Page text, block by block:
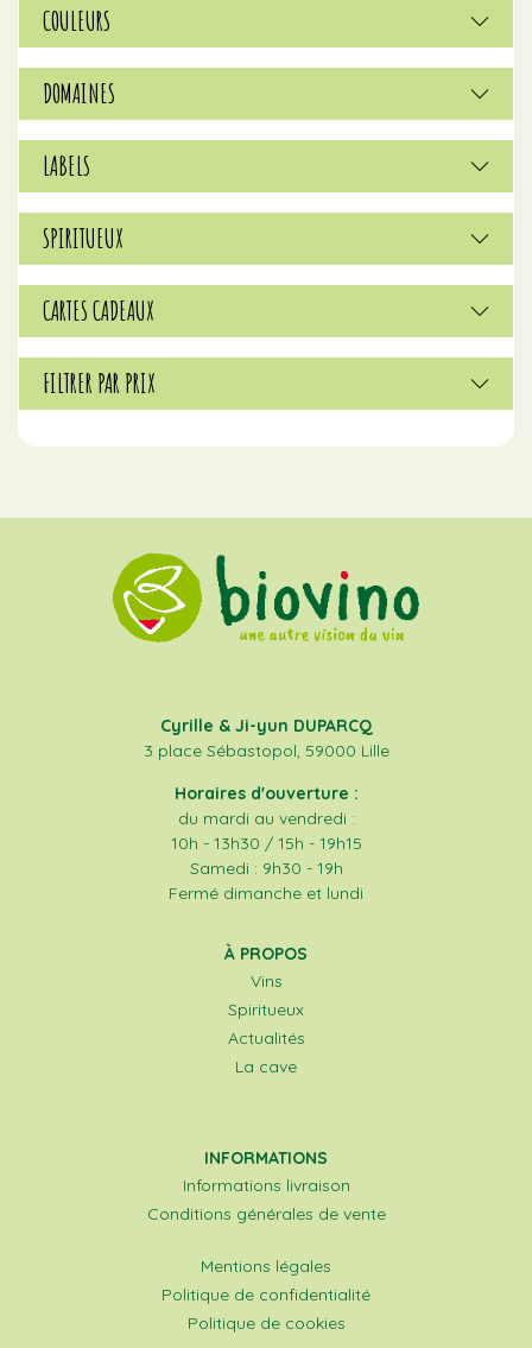
COULEURS
DOMAINES
LABELS
SPIRITUEUX
CARTES CADEAUX
FILTRER PAR PRIX
Cyrille & Ji-yun DUPARCQ
3 place Sébastopol, 59000 Lille
Horaires d'ouverture :
du mardi au vendredi :
10h - 13h30 / 15h - 19h15
Samedi : 9h30 - 19h
Fermé dimanche et lundi
À PROPOS
Vins
Spiritueux
Actualités
La cave
INFORMATIONS
Informations livraison
Conditions générales de vente
Mentions légales
Politique de confidentialité
Politique de cookies